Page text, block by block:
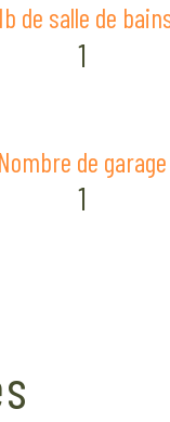
de salle de
1
Nombre de garage
1